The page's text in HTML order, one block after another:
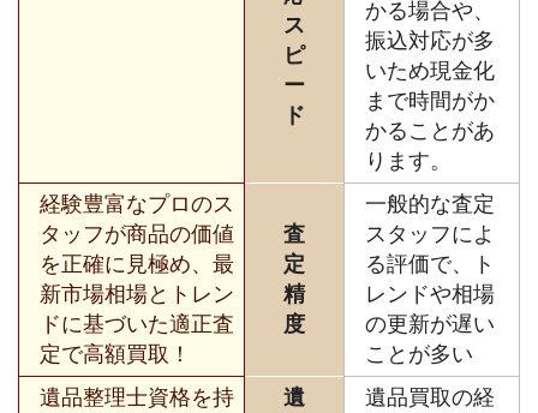
ス
ピ
ー
ド
かる場合や、
振込対応が多
いため現金化
まで時間がか
かることがあ
ります。
経験豊富なプロのス
タッフが商品の価値
を正確に見極め、最
新市場相場とトレン
ドに基づいた適正査
定で高額買取！
査
定
精
度
一般的な査定
スタッフによ
る評価で、ト
レンドや相場
の更新が遅い
ことが多い
遺品整理士資格を持
遺
遺品買取の経